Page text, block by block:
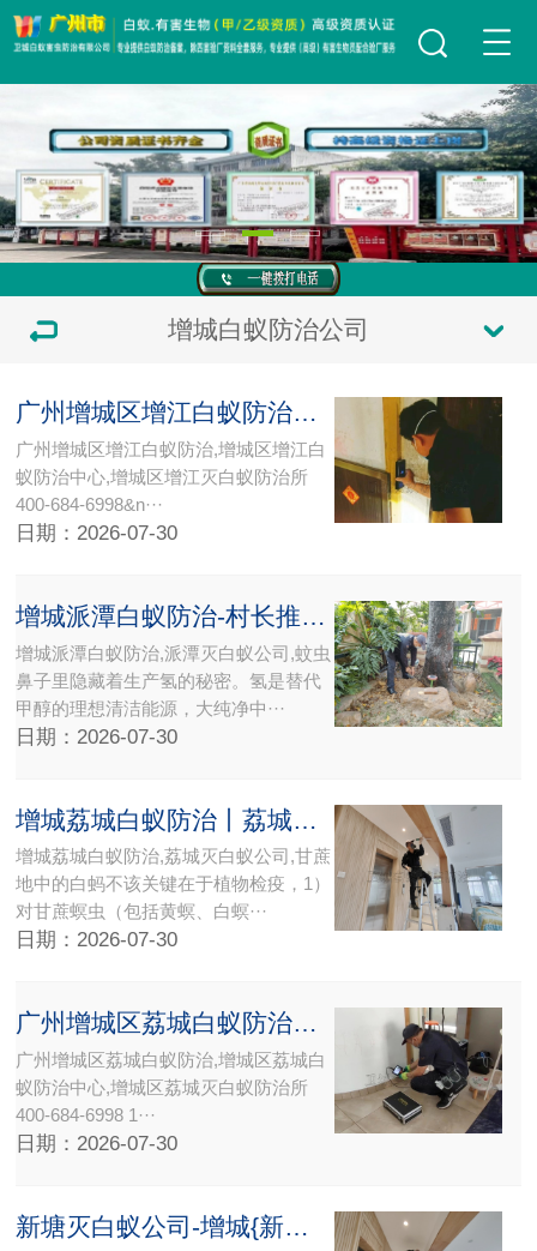
增城白蚁防治公司
广州增城区增江白蚁防治中心所灭白蚁公司【权威白蚁防治机构】携高端白蚁检测设备上门检查灭治
广州增城区增江白蚁防治,增城区增江白
蚁防治中心,增城区增江灭白蚁防治所
400-684-6998&n···
日期：2026-07-30
增城派潭白蚁防治-村长推荐专业派潭灭白蚁公司
增城派潭白蚁防治,派潭灭白蚁公司,蚊虫
鼻子里隐藏着生产氢的秘密。氢是替代
甲醇的理想清洁能源，大纯净中···
日期：2026-07-30
增城荔城白蚁防治,荔城灭白蚁公司,甘蔗
地中的白蚂不该关键在于植物检疫，1）
对甘蔗螟虫（包括黄螟、白螟···
日期：2026-07-30
广州增城区荔城白蚁防治中心所灭白蚁公司【权威白蚁防治机构】携高端白蚁检测设备上门检查灭治
广州增城区荔城白蚁防治,增城区荔城白
蚁防治中心,增城区荔城灭白蚁防治所
400-684-6998 1···
日期：2026-07-30
新塘灭白蚁公司-增城{新塘灭白蚁公司}新塘白蚁防治中心